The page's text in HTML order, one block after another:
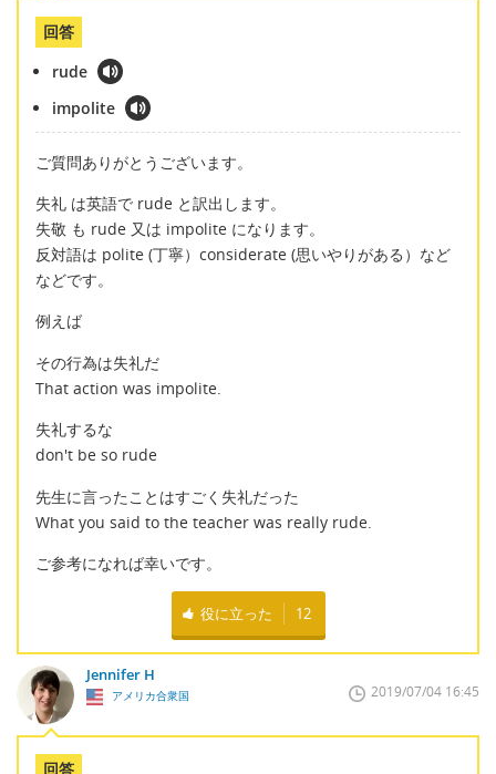
回答
rude
impolite
ご質問ありがとうございます。
失礼 は英語で rude と訳出します。
失敬 も rude 又は impolite になります。
反対語は polite (丁寧）considerate (思いやりがある）など
などです。
例えば
その行為は失礼だ
That action was impolite.
失礼するな
don't be so rude
先生に言ったことはすごく失礼だった
What you said to the teacher was really rude.
ご参考になれば幸いです。
役に立った 12
Jennifer H
アメリカ合衆国 2019/07/04 16:45
回答